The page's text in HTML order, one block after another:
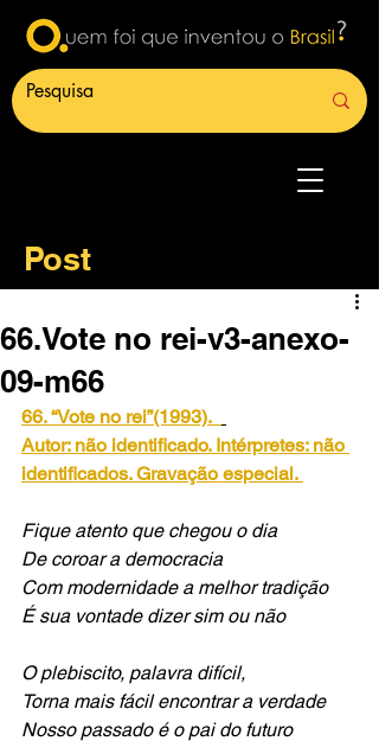
Post
66.Vote no rei-v3-anexo-
09-m66
66. “Vote no rei”(1993).
Autor: não identificado. Intérpretes: não
identificados. Gravação especial.
Fique atento que chegou o dia
De coroar a democracia
Com modernidade a melhor tradição
É sua vontade dizer sim ou não
O plebiscito, palavra difícil,
Torna mais fácil encontrar a verdade
Nosso passado é o pai do futuro